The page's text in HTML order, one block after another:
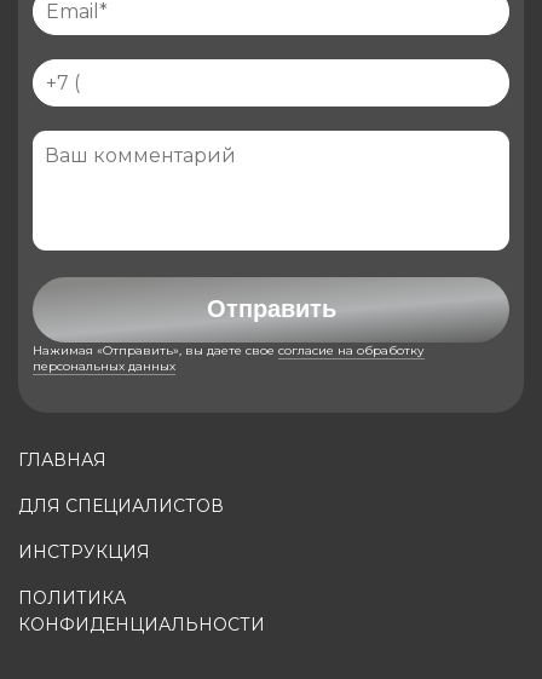
ГЛАВНАЯ
ДЛЯ СПЕЦИАЛИСТОВ
ИНСТРУКЦИЯ
ПОЛИТИКА
КОНФИДЕНЦИАЛЬНОСТИ
Отправить
Нажимая «Отправить», вы даете свое согласие на обработку
персональных данных